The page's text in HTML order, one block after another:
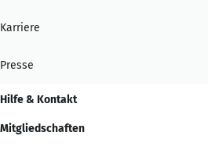
Karriere
Presse
Hilfe & Kontakt
Mitgliedschaften